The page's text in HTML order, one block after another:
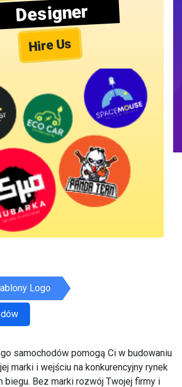
Designer
Hire Us
Logo
samochodów pomogą Ci w budowaniu
marki i wejściu na konkurencyjny rynek
biegu. Bez marki rozwój Twojej firmy i